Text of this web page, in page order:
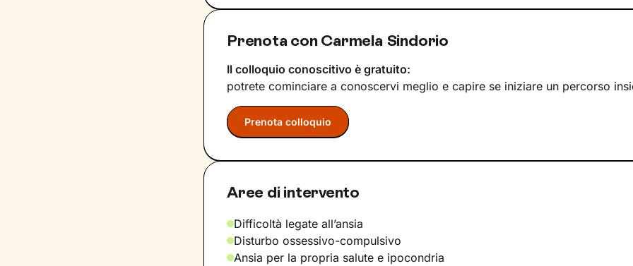
Prenota con Carmela Sindorio
Il colloquio conoscitivo è gratuito:
potrete cominciare a conoscervi meglio e capire se iniziare un percorso
Prenota colloquio
Aree di intervento
Difficoltà legate all’ansia
Disturbo ossessivo-compulsivo
Ansia per la propria salute e ipocondria